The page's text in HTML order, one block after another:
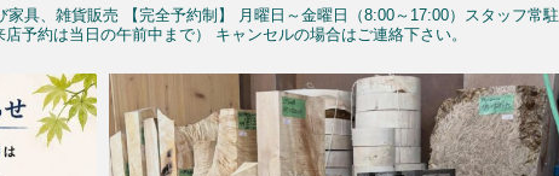
家具、雑貨販売 【完全予約制】 月曜日～金曜日（8:00～17:00）スタッフ常駐
予約は当日の午前中まで） キャンセルの場合はご連絡下さい。